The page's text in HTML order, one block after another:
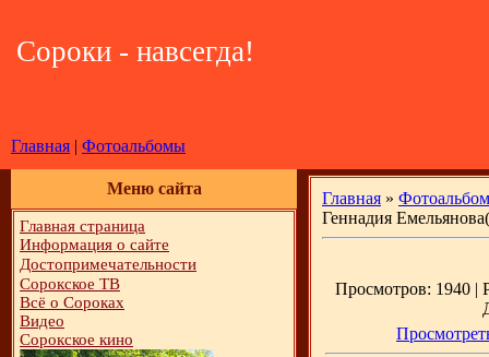
Сороки - навсегда!
Главная | Фотоальбомы
Меню сайта
Главная страница
Информация о сайте
Достопримечательности
Сорокское ТВ
Всё о Сороках
Видео
Сорокское кино
Главная » Фотоальбом
Геннадия
Просмотров: 1940 |